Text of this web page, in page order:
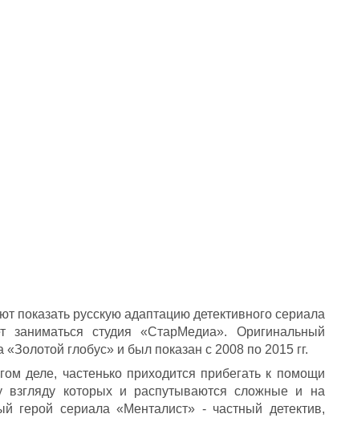
показать русскую адаптацию детективного сериала
заниматься студия «СтарМедиа». Оригинальный
глобус» и был показан с 2008 по 2015 гг.
деле, частенько приходится прибегать к помощи
взгляду которых и распутываются сложные и на
герой сериала «Менталист» - частный детектив,